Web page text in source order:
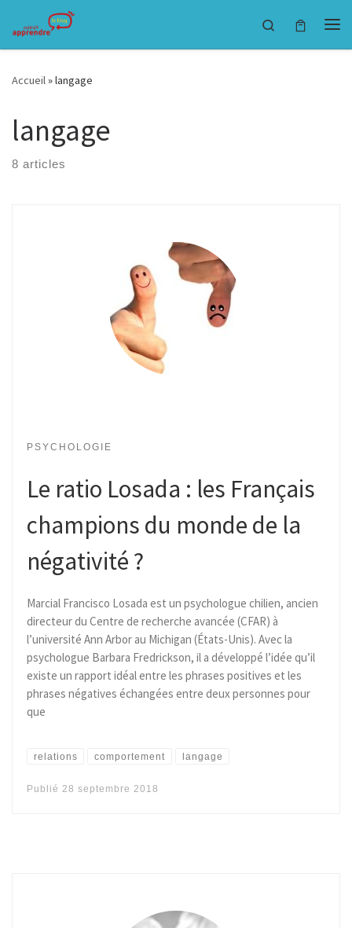
Passer au contenu Search
Accueil»langage
langage
8 articles
PSYCHOLOGIE
Le ratio Losada : les Français
champions du monde de la
négativité ?
Marcial Francisco Losada est un psychologue chilien, ancien
directeur du Centre de recherche avancée (CFAR) à
l’université Ann Arbor au Michigan (États-Unis). Avec la
psychologue Barbara Fredrickson, il a développé l’idée qu’il
existe un rapport idéal entre les phrases positives et les
phrases négatives échangées entre deux personnes pour
que
relations comportement langage
Publié 28 septembre 2018